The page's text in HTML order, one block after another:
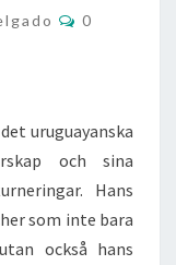
Comments
0
uruguayanska
och sina
Hans
som inte bara
också hans